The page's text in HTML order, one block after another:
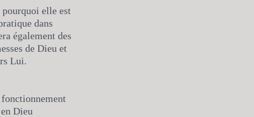
elle est
dans
également des
de Dieu et
Lui.
Dieu